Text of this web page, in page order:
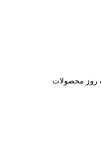
روز محصولات